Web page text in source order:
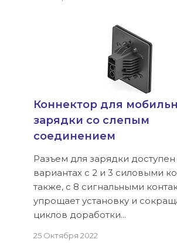
Коннектор для
зарядки со слепым
соединением
Разъем для зарядки доступен
вариантах с 2 и 3 силовыми
также, с 8 сигнальными
упрощает установку и
циклов доработки...
25 Октября 2022